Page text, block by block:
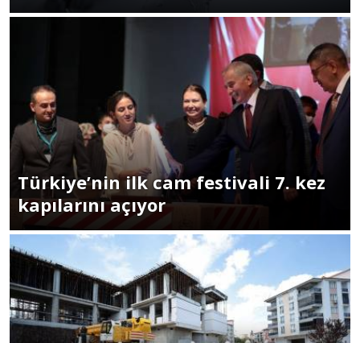
Türkiye’nin ilk cam festivali 7. kez
kapılarını açıyor